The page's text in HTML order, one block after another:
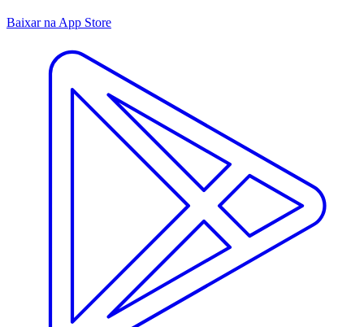
Baixar na App Store